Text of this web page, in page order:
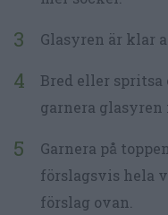
Glasyren är klar
Bred eller
garnera glasyren
Garnera på
förslagsvis hela
förslag ovan.